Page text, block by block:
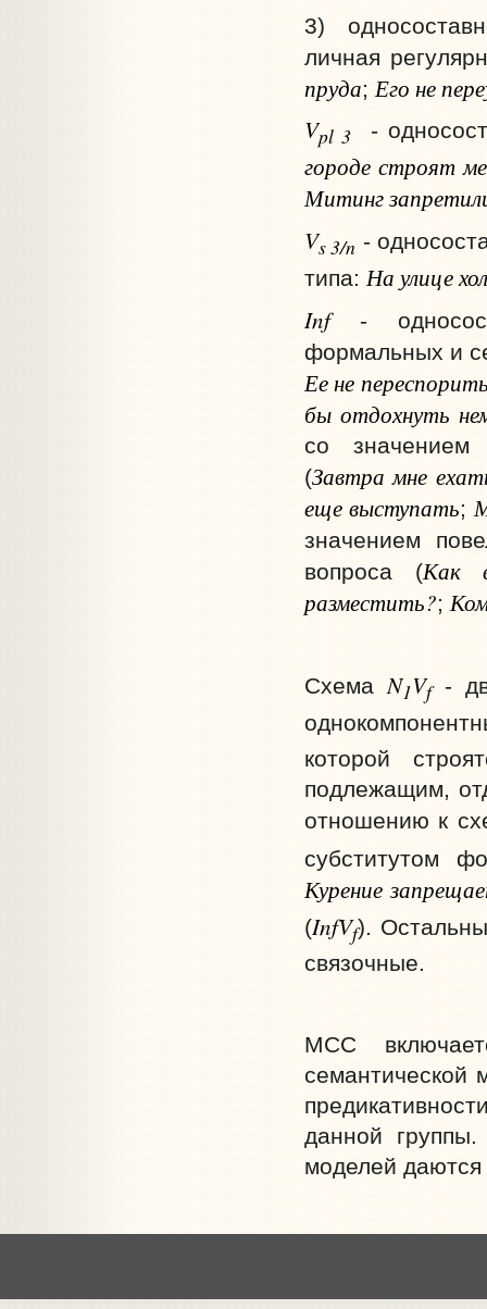
3)
личная
пруда; Его не
Vpl 3-
городе строят
Митинг
Vs 3/n -
типа: На улице
Inf-
формальных и
Ее не
бы отдохнуть
со значением
(Завтра мне
еще выступать;
значением
вопроса (Как
разместить?;
Схема N1Vf-
которой
подлежащим,
отношению к
субститутом
Курение
(InfVf).
связочные.
МСС
семантической
данной
моделей даются